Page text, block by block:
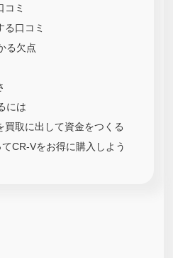
コミ
る口コミ
る欠点
には
買取に出して資金をつくる
CR-Vをお得に購入しよう